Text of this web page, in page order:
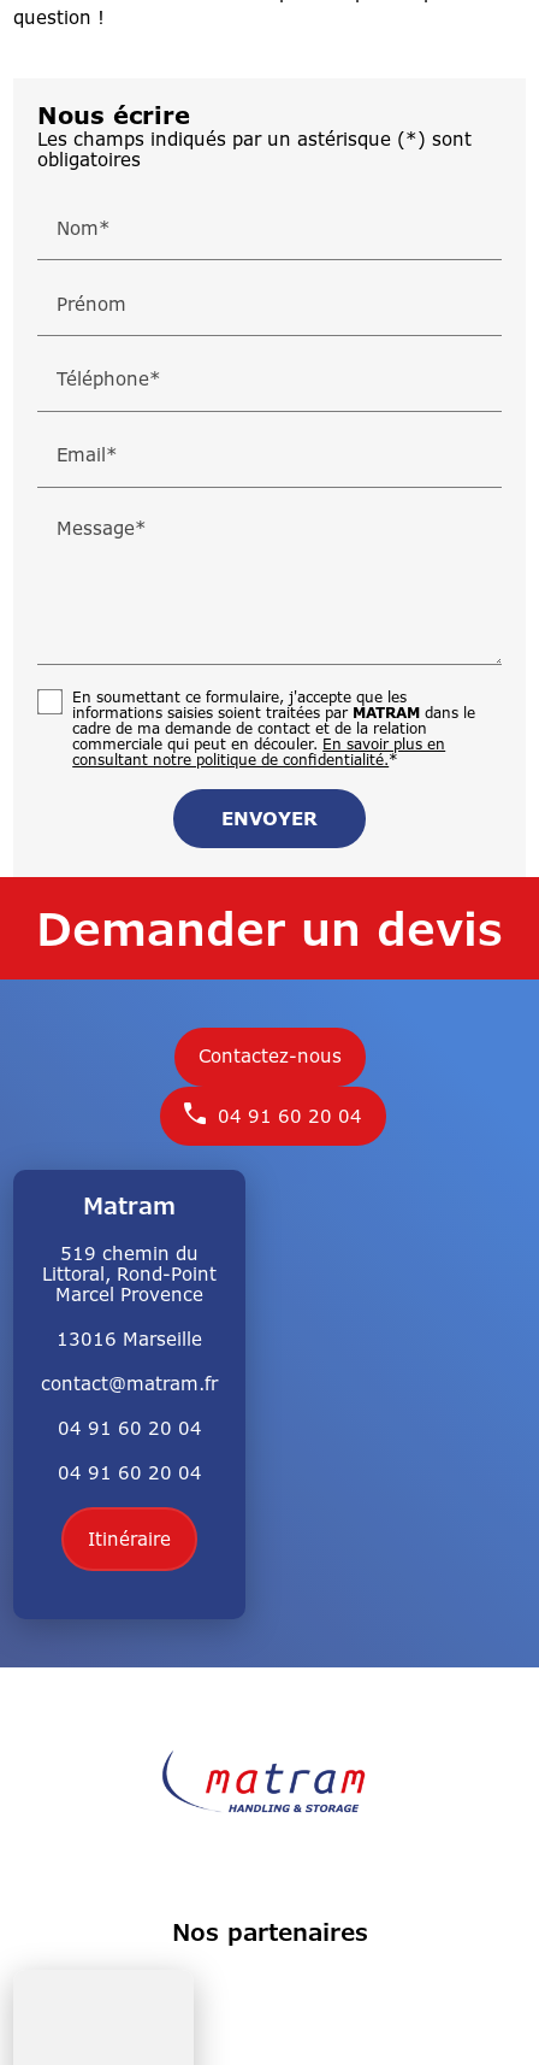
question !
Nous écrire
Les champs indiqués par un astérisque (*) sont
obligatoires
Nom*
Prénom
Téléphone*
Email*
Message*
En soumettant ce formulaire, j'accepte que les
informations saisies soient traitées par MATRAM dans le
cadre de ma demande de contact et de la relation
commerciale qui peut en découler. En savoir plus en
consultant notre politique de confidentialité.*
Demander un devis
Contactez-nous
04 91 60 20 04
Matram
519 chemin du
Littoral, Rond-Point
Marcel Provence
13016 Marseille
contact@matram.fr
04 91 60 20 04
04 91 60 20 04
Itinéraire
Nos partenaires